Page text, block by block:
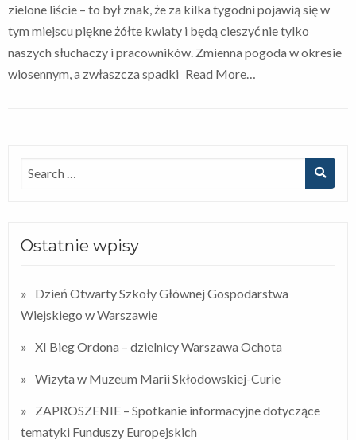
zielone liście – to był znak, że za kilka tygodni pojawią się w
tym miejscu piękne żółte kwiaty i będą cieszyć nie tylko
naszych słuchaczy i pracowników. Zmienna pogoda w okresie
wiosennym, a zwłaszcza spadki Read More…
Ostatnie wpisy
Dzień Otwarty Szkoły Głównej Gospodarstwa
Wiejskiego w Warszawie
XI Bieg Ordona – dzielnicy Warszawa Ochota
Wizyta w Muzeum Marii Skłodowskiej-Curie
ZAPROSZENIE – Spotkanie informacyjne dotyczące
tematyki Funduszy Europejskich